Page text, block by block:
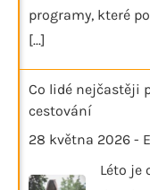
programy, které
[...]
Co lidé nejčastěji
cestování
28 května 2026 -
Léto je